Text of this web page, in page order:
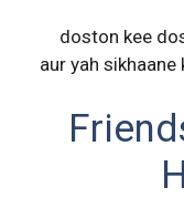
doston kee
aur yah sikhaane